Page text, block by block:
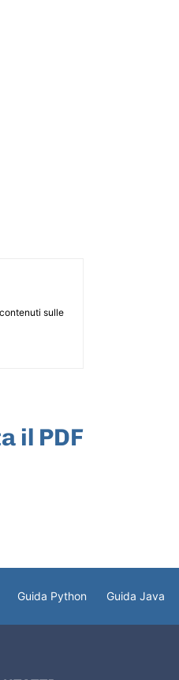
sulle
il PDF
Guida Python Guida Java